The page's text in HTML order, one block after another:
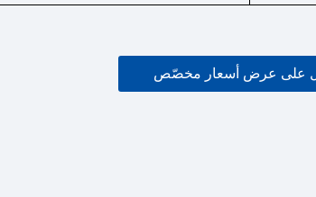
على عرض أسعار مخصّص